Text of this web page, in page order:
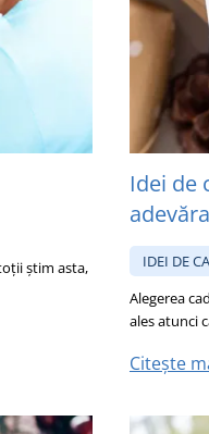
știm asta,
Idei de
IDEI DE
Alegerea
ales atunci
Citește